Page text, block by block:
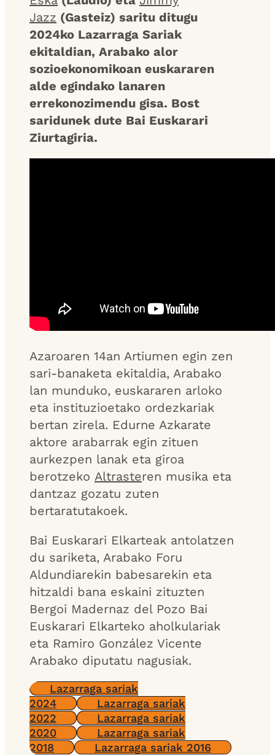
Jazz (Gasteiz) saritu ditugu
2024ko Lazarraga Sariak
ekitaldian, Arabako alor
sozioekonomikoan euskararen
alde egindako lanaren
errekonozimendu gisa. Bost
saridunek dute Bai Euskarari
Ziurtagiria.
Azaroaren 14an Artiumen egin zen
sari-banaketa ekitaldia, Arabako
lan munduko, euskararen arloko
eta instituzioetako ordezkariak
bertan zirela. Edurne Azkarate
aktore arabarrak egin zituen
aurkezpen lanak eta giroa
berotzeko Altrasteren musika eta
dantzaz gozatu zuten
bertaratutakoek.
Bai Euskarari Elkarteak antolatzen
du sariketa, Arabako Foru
Aldundiarekin babesarekin eta
hitzaldi bana eskaini zituzten
Bergoi Madernaz del Pozo Bai
Euskarari Elkarteko aholkulariak
eta Ramiro González Vicente
Arabako diputatu nagusiak.
Lazarraga sariak
2024
Lazarraga sariak
2022
Lazarraga sariak
2020
Lazarraga sariak
2018
Lazarraga sariak 2016